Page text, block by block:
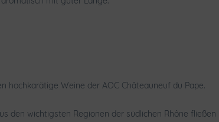
hochkarätige Weine der AOC Châteauneuf du Pape.
den wichtigsten Regionen der südlichen Rhône fließen